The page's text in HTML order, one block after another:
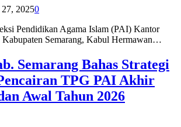
20250
Pendidikan Agama Islam (PAI) Kantor
Kabupaten Semarang, Kabul Hermawan…
Semarang Bahas Strategi
TPG PAI Akhir
Awal Tahun 2026